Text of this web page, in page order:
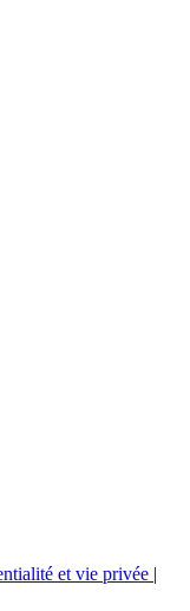
et vie privée |